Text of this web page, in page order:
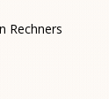
Rechners